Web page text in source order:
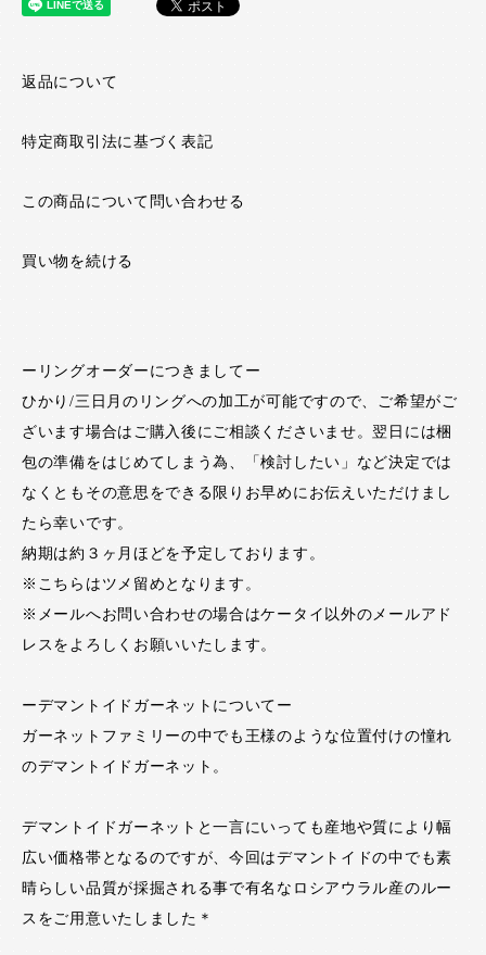
返品について
特定商取引法に基づく表記
この商品について問い合わせる
買い物を続ける
ーリングオーダーにつきましてー
ひかり/三日月のリングへの加工が可能ですので、ご希望がご
ざいます場合はご購入後にご相談くださいませ。翌日には梱
包の準備をはじめてしまう為、「検討したい」など決定では
なくともその意思をできる限りお早めにお伝えいただけまし
たら幸いです。
納期は約３ヶ月ほどを予定しております。
※こちらはツメ留めとなります。
※メールへお問い合わせの場合はケータイ以外のメールアド
レスをよろしくお願いいたします。
ーデマントイドガーネットについてー
ガーネットファミリーの中でも王様のような位置付けの憧れ
のデマントイドガーネット。
デマントイドガーネットと一言にいっても産地や質により幅
広い価格帯となるのですが、今回はデマントイドの中でも素
晴らしい品質が採掘される事で有名なロシアウラル産のルー
スをご用意いたしました＊